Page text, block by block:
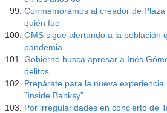
Conmemoramos al creador de
quién fue
OMS sigue alertando a la población
pandemia
Gobierno busca apresar a Inés
delitos
Prepárate para la nueva
”Inside Banksy”
Por irregularidades en concierto de